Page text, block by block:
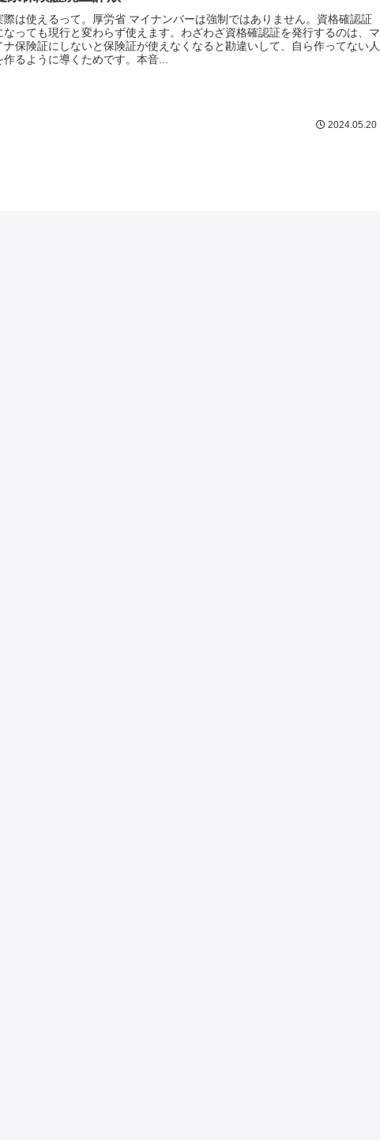
際は使えるって。厚労省 マイナンバーは強制ではありません。資格確認証
なっても現行と変わらず使えます。わざわざ資格確認証を発行するのは、マ
ナ保険証にしないと保険証が使えなくなると勘違いして、自ら作ってない人
作るように導くためです。本音...
2024.05.20